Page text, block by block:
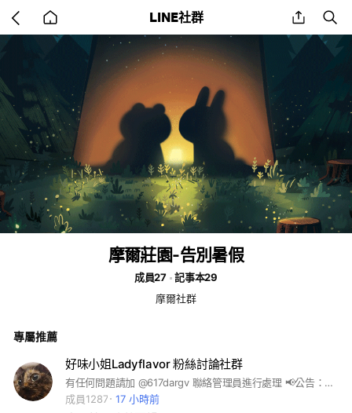
back
to
home
LINE社群 share
摩爾莊園-告別暑假
成員27
記事本29
摩爾社群
專屬推薦
好味小姐Ladyflavor 粉絲討論社群
有任何問題請加 @617dargv 聯絡管理員進行處理 📢公告：每週日審核申請一次，時間不定 ♡在此聲明:這是好味小姐"非"官方成立的社群♡ 你喜歡好味小姐一家嗎？ 好味家成員 : 七+一隻貓~ 蛋捲小天使 短褲 麻糊 本丸 陳皮(橘皮) 米香 YIA More 其他成員~ 好味小姐_脆脆 剪輯師_阿斷 攝影師_很煩 攝影師老婆_品逸 好味小姐小孩_蕾夢 攝影師老婆小孩_蛋餅 好味小姐小孩2號_氣泡 知道好味Podcast~ 好味小姐開束縛我還你原型 嗎？ 趕快一起來討論吧！ 《本社群有提供自動回覆系統》 還在等什麼，就差你一個 ! ☆加入時請遵守LINE的社群服務條款☆ #好味小姐 #好味小姐腦波弱 #好味小姐開束縛我還你原型 本群於2021.6.2成立
成員1287
17 小時前